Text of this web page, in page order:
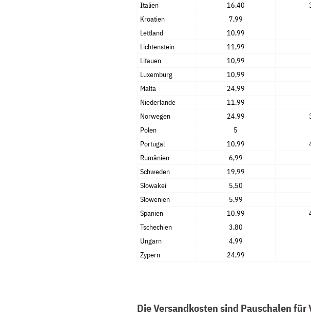
Italien
16,40
Kroatien
7,99
Lettland
10,99
Lichtenstein
11,99
Litauen
10,99
Luxemburg
10,99
Malta
24,99
Niederlande
11,99
Norwegen
24,99
Polen
5
Portugal
10,99
Rumänien
6,99
Schweden
19,99
Slowakei
5,50
Slowenien
5,99
Spanien
10,99
Tschechien
3,80
Ungarn
4,99
Zypern
24,99
Die Versandkosten sind Pauschalen